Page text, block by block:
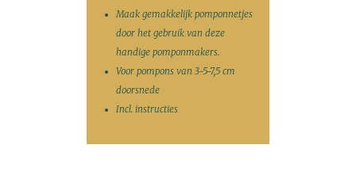
Maak gemakkelijk pomponnetjes
door het gebruik van deze
handige pomponmakers.
Voor pompons van 3-5-7,5 cm
doorsnede
Incl. instructies